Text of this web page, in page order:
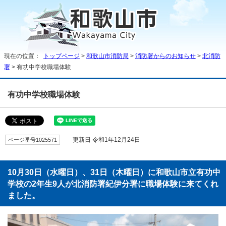
現在の位置： トップページ > 和歌山市消防局 > 消防署からのお知らせ > 北消防
署 > 有功中学校職場体験
有功中学校職場体験
ページ番号1025571 更新日 令和1年12月24日
10月30日（水曜日）、31日（木曜日）に和歌山市立有功中
学校の2年生9人が北消防署紀伊分署に職場体験に来てくれ
ました。